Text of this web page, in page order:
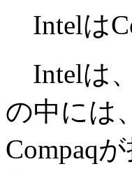
Intelは
Intelは
の中には
Compaq